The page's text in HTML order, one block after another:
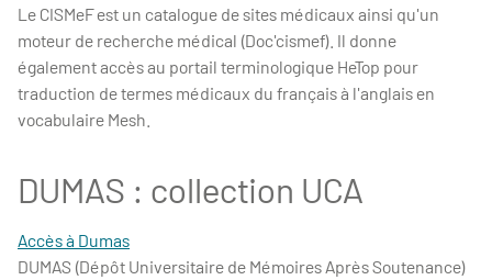
Le CISMeF est un catalogue de sites médicaux ainsi qu'un
moteur de recherche médical (Doc'cismef). Il donne
également accès au portail terminologique HeTop pour
traduction de termes médicaux du français à l'anglais en
vocabulaire Mesh.
DUMAS : collection UCA
Accès à Dumas
DUMAS (Dépôt Universitaire de Mémoires Après Soutenance)